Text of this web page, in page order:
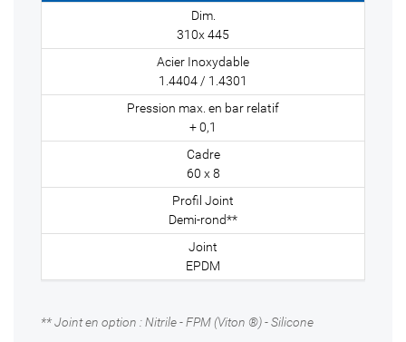
310x 445
1.4404 / 1.4301
+ 0,1
60 x 8
Demi-rond**
EPDM
** Joint en option : Nitrile - FPM (Viton ®) - Silicone